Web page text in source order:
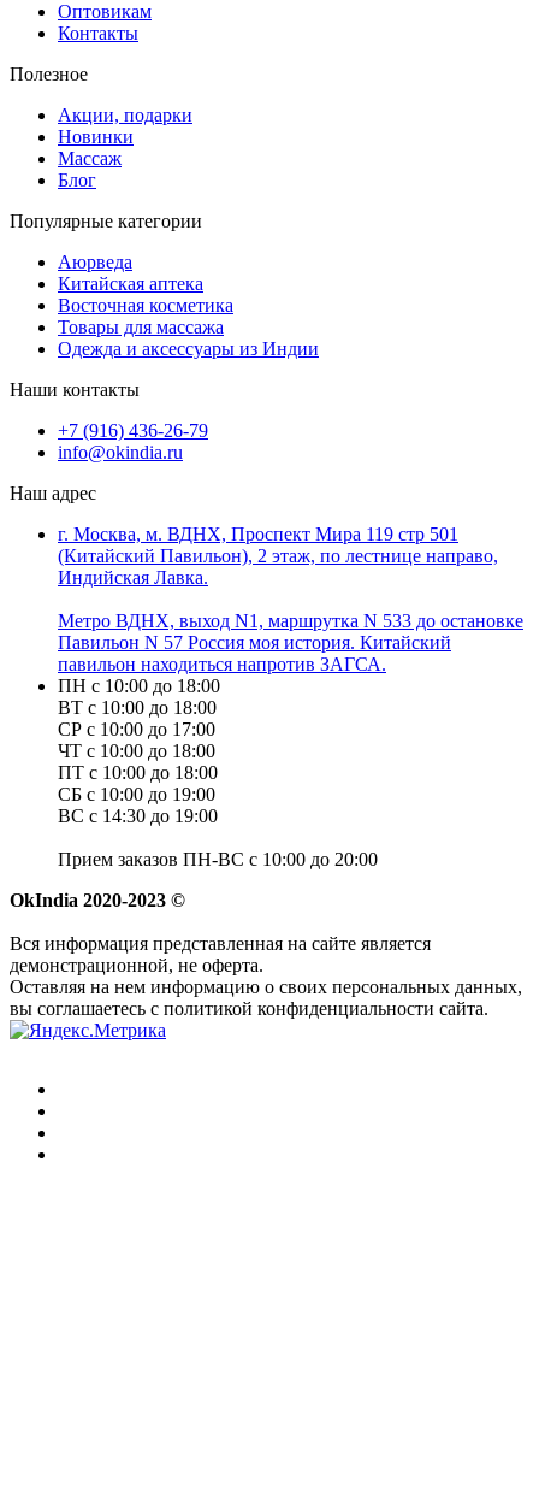
Оптовикам
Контакты
Полезное
Акции, подарки
Новинки
Массаж
Блог
Популярные категории
Аюрведа
Китайская аптека
Восточная косметика
Товары для массажа
Одежда и аксессуары из Индии
Наши контакты
+7 (916) 436-26-79
info@okindia.ru
Наш адрес
г. Москва, м. ВДНХ, Проспект Мира 119 стр 501
(Китайский Павильон), 2 этаж, по лестнице направо,
Индийская Лавка.
Метро ВДНХ, выход N1, маршрутка N 533 до остановке
Павильон N 57 Россия моя история. Китайский
павильон находиться напротив ЗАГСА.
ПН с 10:00 до 18:00
ВТ с 10:00 до 18:00
СР с 10:00 до 17:00
ЧТ с 10:00 до 18:00
ПТ с 10:00 до 18:00
СБ с 10:00 до 19:00
ВС с 14:30 до 19:00
Прием заказов ПН-ВС с 10:00 до 20:00
OkIndia 2020-2023 ©
Вся информация представленная на сайте является
демонстрационной, не оферта.
Оставляя на нем информацию о своих персональных данных,
вы соглашаетесь с политикой конфиденциальности сайта.